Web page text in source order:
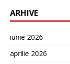
ARHIVE
iunie 2026
aprilie 2026